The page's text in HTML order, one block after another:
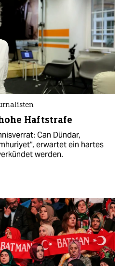
Haftstrafe
Can Dündar,
erwartet ein hartes
werden.